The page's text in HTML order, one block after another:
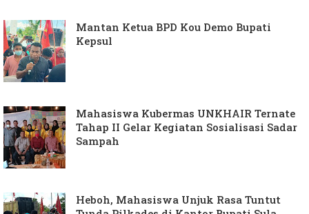
Mantan Ketua BPD Kou Demo Bupati
Kepsul
Mahasiswa Kubermas UNKHAIR Ternate
Tahap II Gelar Kegiatan Sosialisasi Sadar
Sampah
Heboh, Mahasiswa Unjuk Rasa Tuntut